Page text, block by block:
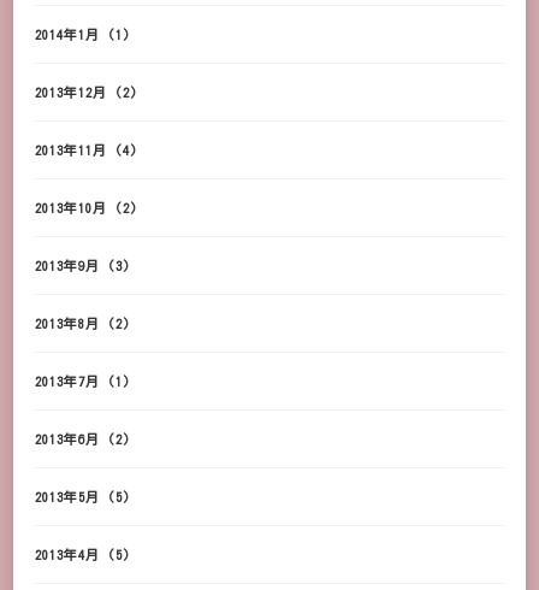
2014年1月 (1)
2013年12月 (2)
2013年11月 (4)
2013年10月 (2)
2013年9月 (3)
2013年8月 (2)
2013年7月 (1)
2013年6月 (2)
2013年5月 (5)
2013年4月 (5)